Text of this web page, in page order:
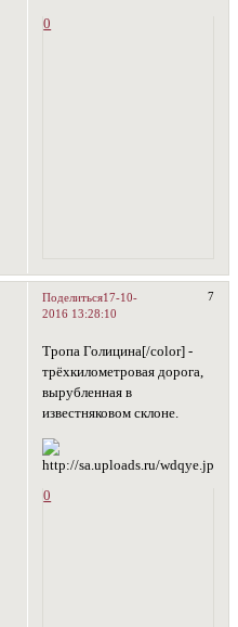
0
Поделиться 7
17-10-
2016 13:28:10
Тропа Голицина[/color] -
трёхкилометровая дорога,
вырубленная в
известняковом склоне.
0